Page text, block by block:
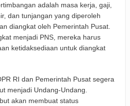
adalah masa kerja, gaji,
dan tunjangan yang diperoleh
diangkat oleh Pemerintah Pusat.
menjadi PNS, mereka harus
ketidaksediaan untuk diangkat
RI dan Pemerintah Pusat segera
menjadi Undang-Undang.
akan membuat status